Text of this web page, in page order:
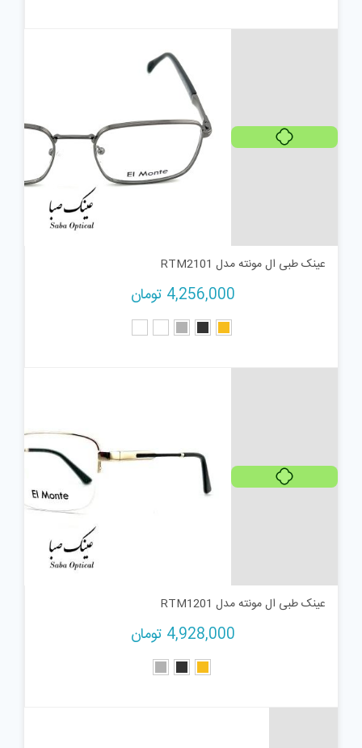
هر قسط
عینک طبی ال مونته مدل RTM2101
4,256,000 تومان
هر قسط
عینک طبی ال مونته مدل RTM1201
4,928,000 تومان